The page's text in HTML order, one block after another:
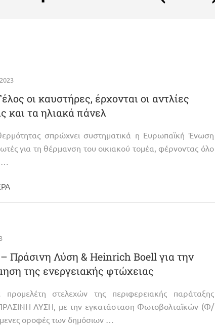
οι καυστήρες, έρχονται οι αντλίες
και τα ηλιακά πάνελ
θερμότητας σπρώχνει συστηματικά η Ευρωπαϊκή Ένωση
για τη θέρμανση του οικιακού τομέα, φέρνοντας όλο
…
– Πράσινη Λύση & Heinrich Boell για την
της ενεργειακής φτώχειας
στελεχών της περιφερειακής παράταξης
ΛΥΣΗ, με την εγκατάσταση Φωτοβολταϊκών (Φ/
οροφές των δημόσιων …